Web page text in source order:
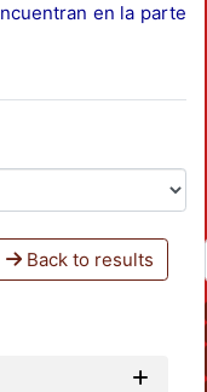
en la parte
Back to results